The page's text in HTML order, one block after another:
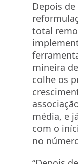
Depois
total
mineira
colhe os
média, e
com o
no